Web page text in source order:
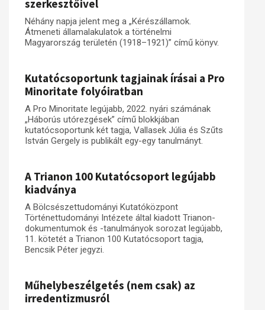
szerkesztőivel
Néhány napja jelent meg a „Kérészállamok.
Átmeneti államalakulatok a történelmi
Magyarország területén (1918–1921)” című könyv.
Kutatócsoportunk tagjainak írásai a Pro
Minoritate folyóiratban
A Pro Minoritate legújabb, 2022. nyári számának
„Háborús utórezgések” című blokkjában
kutatócsoportunk két tagja, Vallasek Júlia és Szűts
István Gergely is publikált egy-egy tanulmányt.
A Trianon 100 Kutatócsoport legújabb
kiadványa
A Bölcsészettudományi Kutatóközpont
Történettudományi Intézete által kiadott Trianon-
dokumentumok és -tanulmányok sorozat legújabb,
11. kötetét a Trianon 100 Kutatócsoport tagja,
Bencsik Péter jegyzi.
Műhelybeszélgetés (nem csak) az
irredentizmusról